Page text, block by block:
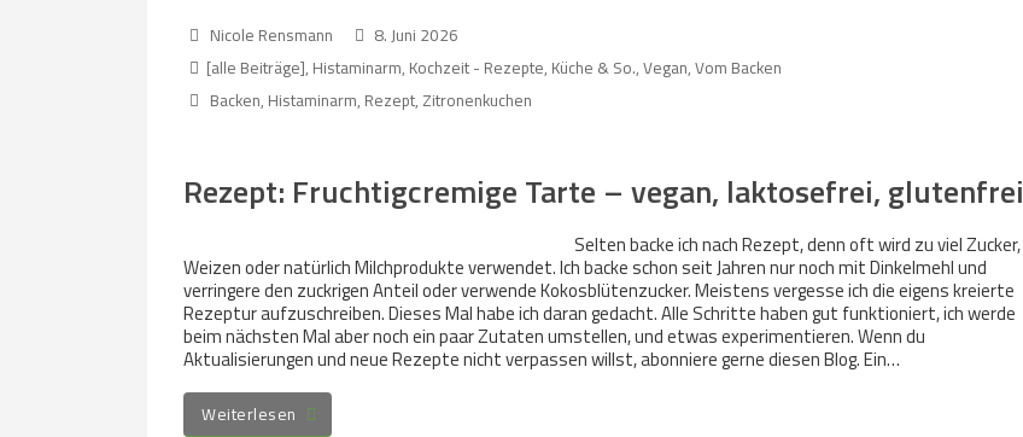
Nicole Rensmann
8. Juni 2026
[alle Beiträge], Histaminarm, Kochzeit - Rezepte, Küche & So.,Vegan,Vom Backen
Backen, Histaminarm, Rezept, Zitronenkuchen
Rezept: Fruchtigcremige Tarte – vegan, laktosefrei, glutenfrei
Selten backe ich nach Rezept, denn oft wird zu viel Zucker,
Weizen oder natürlich Milchprodukte verwendet. Ich backe schon seit Jahren nur noch mit Dinkelmehl und
verringere den zuckrigen Anteil oder verwende Kokosblütenzucker. Meistens vergesse ich die eigens kreierte
Rezeptur aufzuschreiben. Dieses Mal habe ich daran gedacht. Alle Schritte haben gut funktioniert, ich werde
beim nächsten Mal aber noch ein paar Zutaten umstellen, und etwas experimentieren. Wenn du
Aktualisierungen und neue Rezepte nicht verpassen willst, abonniere gerne diesen Blog. Ein…
Weiterlesen